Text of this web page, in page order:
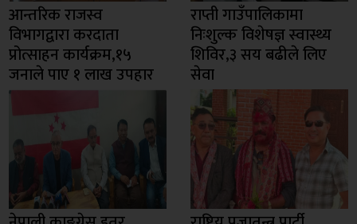
आन्तरिक राजस्व
विभागद्वारा करदाता
प्रोत्साहन कार्यक्रम,१५
जनाले पाए १ लाख उपहार
राप्ती गाउँपालिकामा
निःशुल्क विशेषज्ञ स्वास्थ्य
शिविर,३ सय बढीले लिए
सेवा